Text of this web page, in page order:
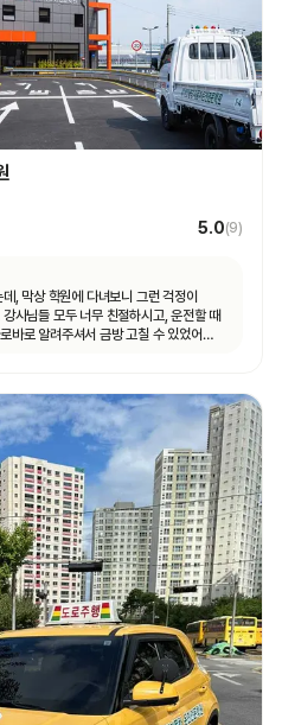
5.0(9)
, 막상 학원에 다녀보니 그런 걱정이
사님들 모두 너무 친절하시고, 운전할 때
바로 알려주셔서 금방 고칠 수 있었어요.
해주시는 분들도 다들 친절하시고
고 싶습니다! 친절하고 꼼꼼한 강의
수 있었어요. 여기서 배우길 정말